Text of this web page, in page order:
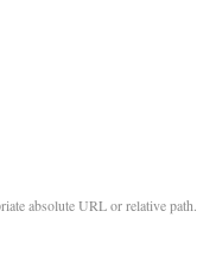
absolute URL or relative path.